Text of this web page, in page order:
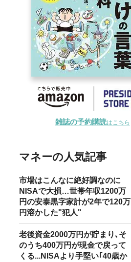
雑誌の予約購読はこちら
マネーの人気記事
市場はこんなに絶好調なのに
NISAで大損…世帯年収1200万
円の安泰黒字家計が2年で120万
円溶かした"犯人"
老後資金2000万円が貯まり､そ
のうち400万円が現金で戻って
くる...NISAより手堅い｢40歳か